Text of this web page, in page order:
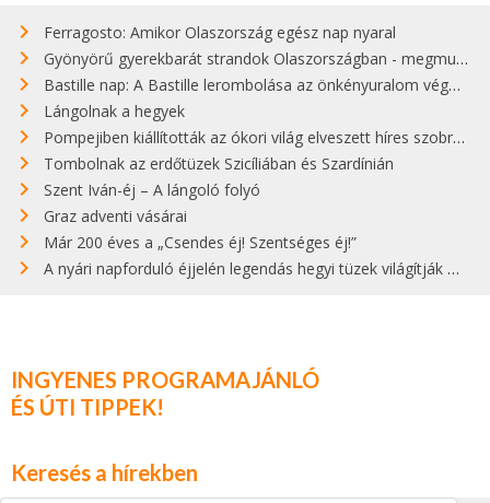
Ferragosto: Amikor Olaszország egész nap nyaral
Gyönyörű gyerekbarát strandok Olaszországban - megmutatjuk a 15 legjobbat
Bastille nap: A Bastille lerombolása az önkényuralom végét jelentette
Lángolnak a hegyek
Pompejiben kiállították az ókori világ elveszett híres szobrának másolatát
Tombolnak az erdőtüzek Szicíliában és Szardínián
Szent Iván-éj – A lángoló folyó
Graz adventi vásárai
Már 200 éves a „Csendes éj! Szentséges éj!”
A nyári napforduló éjjelén legendás hegyi tüzek világítják meg Zugspitzét
INGYENES PROGRAMAJÁNLÓ
ÉS ÚTI TIPPEK!
Keresés a hírekben